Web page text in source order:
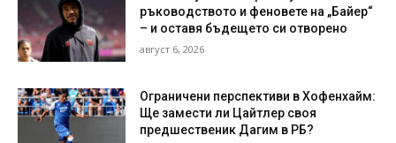
ръководството и феновете на „Байер“
– и оставя бъдещето си отворено
август 6, 2026
Ограничени перспективи в Хофенхайм:
Ще замести ли Цайтлер своя
предшественик Дагим в РБ?